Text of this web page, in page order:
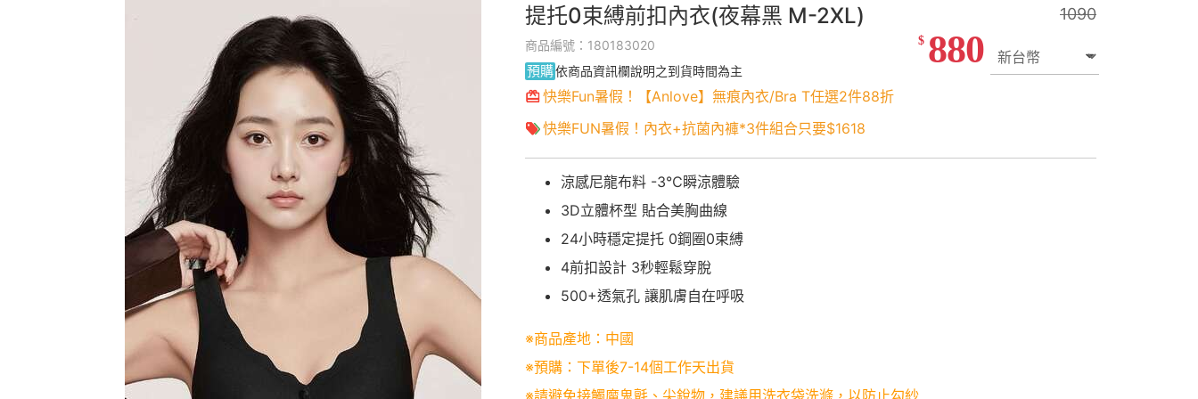
提托0束縛前扣內衣(夜幕黑 M-2XL)
商品編號：180183020
預購依商品資訊欄說明之到貨時間為主
快樂Fun暑假！【Anlove】無痕內衣/Bra T任選2件88折
快樂FUN暑假！內衣+抗菌內褲*3件組合只要$1618
1090
$ 880
涼感尼龍布料 -3℃瞬涼體驗
3D立體杯型 貼合美胸曲線
24小時穩定提托 0鋼圈0束縛
4前扣設計 3秒輕鬆穿脫
500+透氣孔 讓肌膚自在呼吸
※商品產地：中國
※預購：下單後7-14個工作天出貨
※請避免接觸魔鬼氈、尖銳物，建議用洗衣袋洗滌，以防止勾紗